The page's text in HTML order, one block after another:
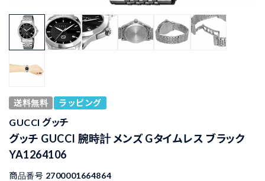
送料無料 ラッピング
GUCCI グッチ
グッチ GUCCI 腕時計 メンズ Gタイムレス ブラック
YA1264106
商品番号 2700001664864